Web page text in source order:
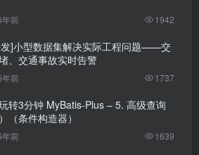
年前 1942
]小型数据集解决实际工程问题——交
、交通事故实时告警
年前 1737
转3分钟 MyBatis-Plus – 5. 高级查询
（条件构造器）
年前 1639